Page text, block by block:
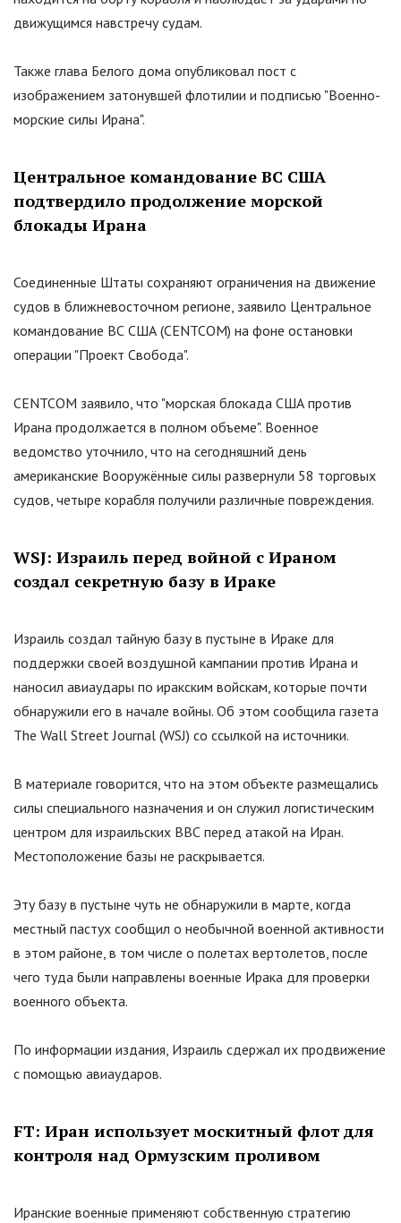
движущимся навстречу судам.
Также глава Белого дома опубликовал пост с
изображением затонувшей флотилии и подписью "Военно-
морские силы Ирана".
Центральное командование ВС США
подтвердило продолжение морской
блокады Ирана
Соединенные Штаты сохраняют ограничения на движение
судов в ближневосточном регионе, заявило Центральное
командование ВС США (CENTCOM) на фоне остановки
операции "Проект Свобода".
CENTCOM заявило, что "морская блокада США против
Ирана продолжается в полном объеме". Военное
ведомство уточнило, что на сегодняшний день
американские Вооружённые силы развернули 58 торговых
судов, четыре корабля получили различные повреждения.
WSJ: Израиль перед войной с Ираном
создал секретную базу в Ираке
Израиль создал тайную базу в пустыне в Ираке для
поддержки своей воздушной кампании против Ирана и
наносил авиаудары по иракским войскам, которые почти
обнаружили его в начале войны. Об этом сообщила газета
The Wall Street Journal (WSJ) со ссылкой на источники.
В материале говорится, что на этом объекте размещались
силы специального назначения и он служил логистическим
центром для израильских ВВС перед атакой на Иран.
Местоположение базы не раскрывается.
Эту базу в пустыне чуть не обнаружили в марте, когда
местный пастух сообщил о необычной военной активности
в этом районе, в том числе о полетах вертолетов, после
чего туда были направлены военные Ирака для проверки
военного объекта.
По информации издания, Израиль сдержал их продвижение
с помощью авиаударов.
FT: Иран использует москитный флот для
контроля над Ормузским проливом
Иранские военные применяют собственную стратегию